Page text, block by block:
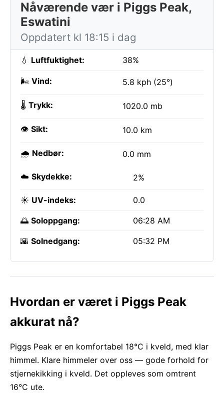
Nåværende vær i Piggs Peak,
Eswatini
Oppdatert kl 18:15 i dag
💧 Luftfuktighet: 38%
🌬️ Vind: 5.8 kph (25°)
🌡️ Trykk: 1020.0 mb
👁️ Sikt: 10.0 km
🌧️ Nedbør: 0.0 mm
☁️ Skydekke: 2%
☀️ UV-indeks: 0.0
🌅 Soloppgang: 06:28 AM
🌇 Solnedgang: 05:32 PM
Hvordan er været i Piggs Peak
akkurat nå?
Piggs Peak er en komfortabel 18°C i kveld, med klar
himmel. Klare himmeler over oss — gode forhold for
stjernekikking i kveld. Det oppleves som omtrent
16°C ute.